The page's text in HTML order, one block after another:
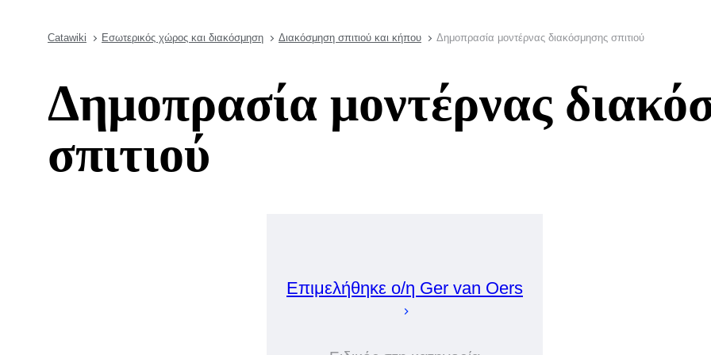
Catawiki Εσωτερικός χώρος και διακόσμηση Διακόσμηση σπιτιού και κήπου Δημοπρασία μοντέρνας διακόσμησης σπιτιού
Δημοπρασία μοντέρνας
σπιτιού
Επιμελήθηκε ο/η Ger van Oers